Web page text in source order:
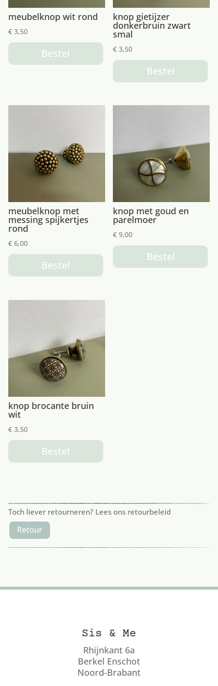
meubelknop wit rond
€3,50
Bestel
knop gietijzer
donkerbruin zwart
smal
€ 3,50
Bestel
meubelknop met
messing spijkertjes
rond
€6,00
Bestel
knop met goud en
parelmoer
€ 9,00
Bestel
knop brocante bruin
wit
€3,50
Bestel
Toch liever retourneren? Lees ons retourbeleid
Retour
Sis & Me
Rhijnkant 6a
Berkel Enschot
Noord-Brabant